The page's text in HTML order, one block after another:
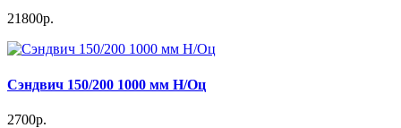
21800р.
Сэндвич 150/200 1000 мм Н/Оц
2700р.